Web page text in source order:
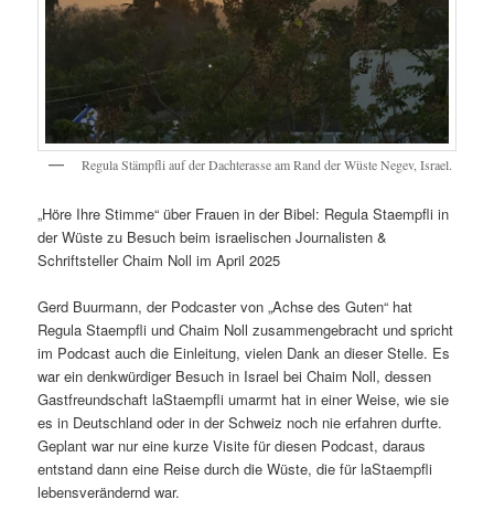
Regula Stämpfli auf der Dachterasse am Rand der Wüste Negev, Israel.
„Höre Ihre Stimme“ über Frauen in der Bibel: Regula Staempfli in
der Wüste zu Besuch beim israelischen Journalisten &
Schriftsteller Chaim Noll im April 2025
Gerd Buurmann, der Podcaster von „Achse des Guten“ hat
Regula Staempfli und Chaim Noll zusammengebracht und spricht
im Podcast auch die Einleitung, vielen Dank an dieser Stelle. Es
war ein denkwürdiger Besuch in Israel bei Chaim Noll, dessen
Gastfreundschaft laStaempfli umarmt hat in einer Weise, wie sie
es in Deutschland oder in der Schweiz noch nie erfahren durfte.
Geplant war nur eine kurze Visite für diesen Podcast, daraus
entstand dann eine Reise durch die Wüste, die für laStaempfli
lebensverändernd war.